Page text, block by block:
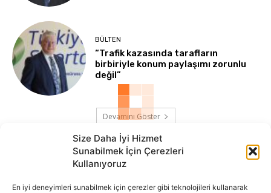
Size Daha İyi Hizmet
Sunabilmek İçin Çerezleri
Kullanıyoruz
En iyi deneyimleri sunabilmek için çerezler gibi teknolojileri kullanarak
BÜLTEN
“Trafik kazasında tarafların
birbiriyle konum paylaşımı zorunlu
değil”
Devamını Göster